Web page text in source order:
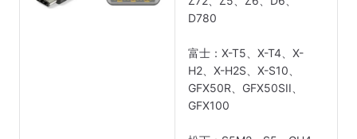
D780
富士：X-T5、X-T4、X-
H2、X-H2S、X-S10、
GFX50R、GFX50SII、
GFX100